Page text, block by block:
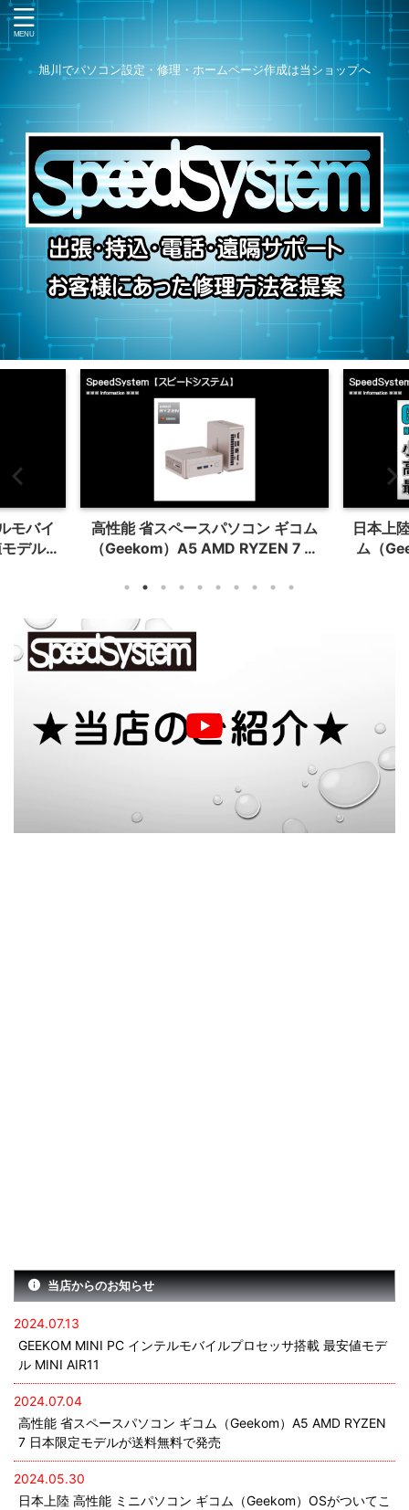
旭川でパソコン設定・修理・ホームページ作成は当ショップへ
モバイ
デル
高性能 省スペースパソコン ギコム
（Geekom）A5 AMD RYZEN 7 日
日本上陸
ム（
当店からのお知らせ
2024.07.13
GEEKOM MINI PC インテルモバイルプロセッサ搭載 最安値モデ
ル MINI AIR11
2024.07.04
高性能 省スペースパソコン ギコム（Geekom）A5 AMD RYZEN
7 日本限定モデルが送料無料で発売
2024.05.30
日本上陸 高性能 ミニパソコン ギコム（Geekom）OSがついてこ